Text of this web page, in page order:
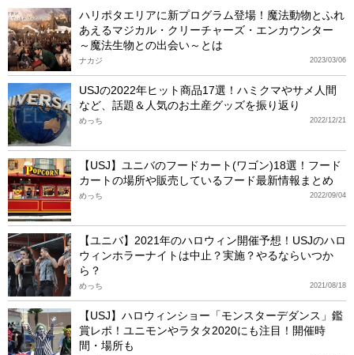
ハリポタエリアに新プログラム登場！魔法動物とふれ
あえるマジカル・クリーチャーズ・エンカウンター
～魔法生物との出会い～とは
2023/03/06
ナカジ
USJの2022年ヒット商品17選！ハミクマやサメ人間
など、話題＆人気のお土産グッズを振り返り
2022/12/21
めっち
【USJ】ユニバのフードカート(ワゴン)18選！フード
カートの場所や販売しているフード最新情報まとめ
2022/09/04
めっち
【ユニバ】2021年のハロウィン開催予想！USJのハロ
ウィンホラーナイトは中止？実施？やるならいつか
ら？
2021/08/18
めっち
【USJ】ハロウィンショー「モンスターデダンス」鑑
賞レポ！ユニモンやラタタ2020にも注目！開催時
間・場所も